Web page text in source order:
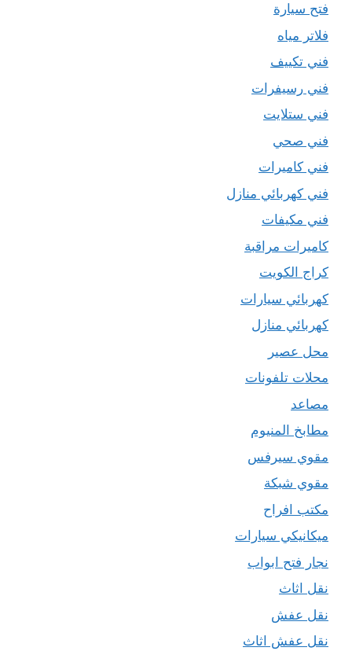
فتح سيارة
فلاتر مياه
فني تكييف
فني رسيفرات
فني ستلايت
فني صحي
فني كاميرات
فني كهربائي منازل
فني مكيفات
كاميرات مراقبة
كراج الكويت
كهربائي سيارات
كهربائي منازل
محل عصير
محلات تلفونات
مصاعد
مطابخ المنيوم
مقوي سيرفس
مقوي شبكة
مكتب افراح
ميكانيكي سيارات
نجار فتح ابواب
نقل اثاث
نقل عفش
نقل عفش اثاث